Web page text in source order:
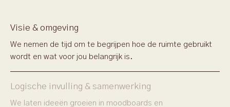
Visie & omgeving
We nemen de tijd om te begrijpen hoe de ruimte gebruikt
wordt en wat voor jou belangrijk is.
Logische invulling & samenwerking
We laten ideeën groeien in moodboards en